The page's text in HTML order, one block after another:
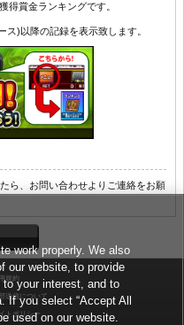
得賞金ランキングです。
)以降の記録を表示致します。
ら、お問い合わせよりご連絡をお願
規約
送信について
トポリシー
work properly. We also
our website, to provide
your interest, and to
If you select “Accept All
used on our website.